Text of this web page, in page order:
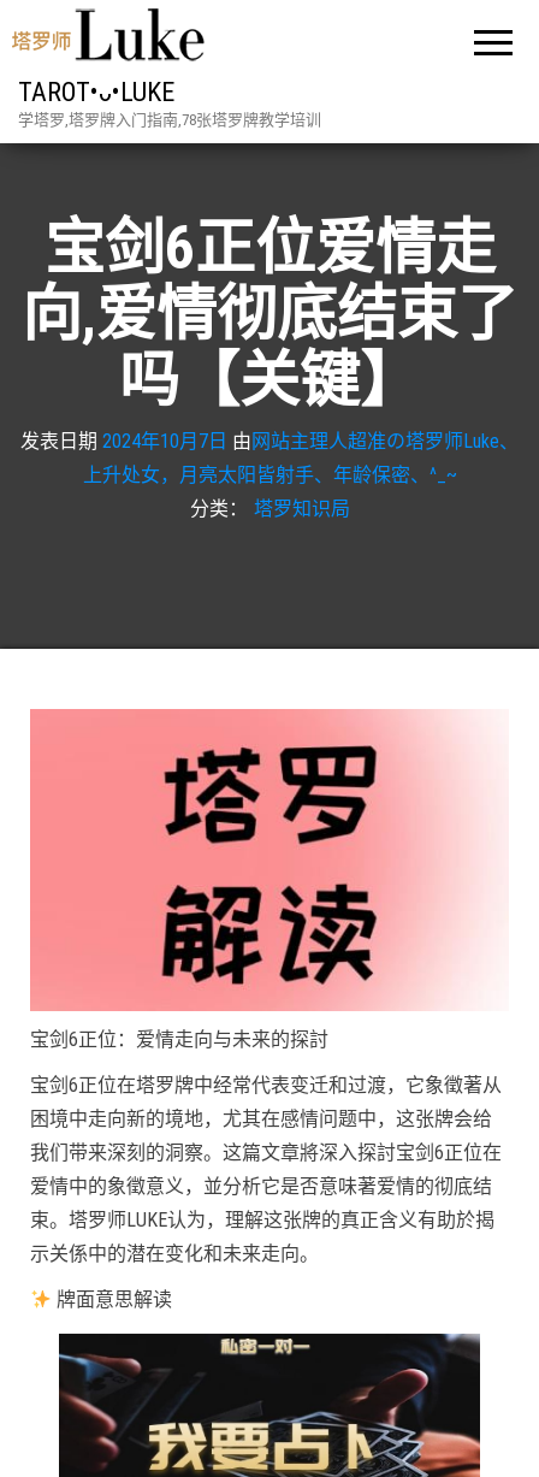
TAROT•ᴗ•LUKE
学塔罗,塔罗牌入门指南,78张塔罗牌教学培训
宝剑6正位爱情走
向,爱情彻底结束了
吗【关键】
发表日期 2024年10月7日 由网站主理人超准の塔罗师Luke、
上升处女，月亮太阳皆射手、年龄保密、^_~
分类：
塔罗知识局
宝剑6正位：爱情走向与未来的探討
宝剑6正位在塔罗牌中经常代表变迁和过渡，它象徵著从
困境中走向新的境地，尤其在感情问题中，这张牌会给
我们带来深刻的洞察。这篇文章將深入探討宝剑6正位在
爱情中的象徵意义，並分析它是否意味著爱情的彻底结
束。塔罗师LUKE认为，理解这张牌的真正含义有助於揭
示关係中的潜在变化和未来走向。
牌面意思解读